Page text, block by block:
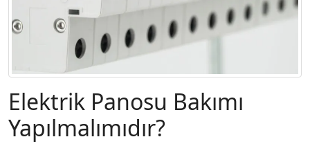
Elektrik Panosu Bakımı
Yapılmalımıdır?